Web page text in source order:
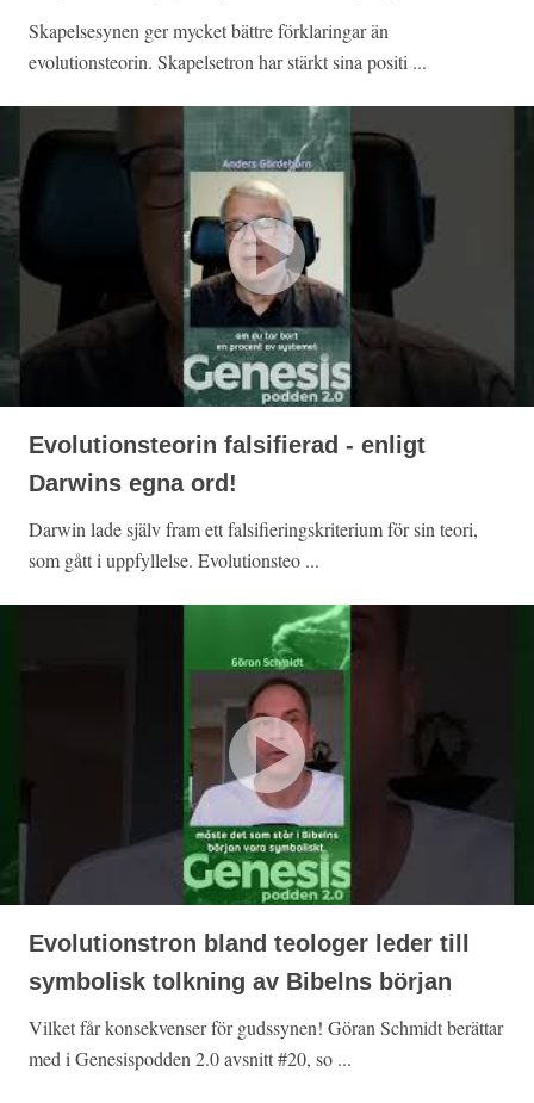
Skapelsesynen ger mycket bättre förklaringar än
evolutionsteorin. Skapelsetron har stärkt sina positi ...
Evolutionsteorin falsifierad - enligt
Darwins egna ord!
Darwin lade själv fram ett falsifieringskriterium för sin teori,
som gått i uppfyllelse. Evolutionsteo ...
Evolutionstron bland teologer leder till
symbolisk tolkning av Bibelns början
Vilket får konsekvenser för gudssynen! Göran Schmidt berättar
med i Genesispodden 2.0 avsnitt #20, so ...